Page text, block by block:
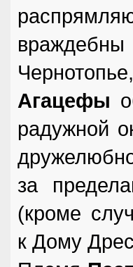
Агацефы
радужной
за
(кроме
к Дому